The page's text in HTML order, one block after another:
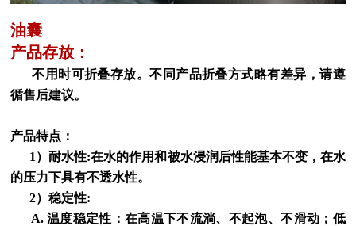
油囊
产品存放：
不用时可折叠存放。不同产品折叠方式略有差异，请遵
循售后建议。
产品特点：
1）耐水性:在水的作用和被水浸润后性能基本不变，在水
的压力下具有不透水性。
2）稳定性:
A. 温度稳定性：在高温下不流淌、不起泡、不滑动；低